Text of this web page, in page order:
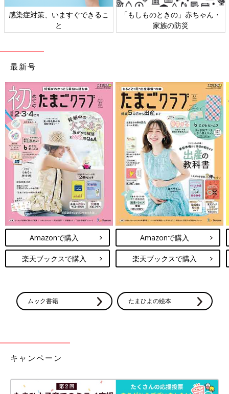
最新! 初めての離乳食新百科 (ベネッセ・ムック たまひよブック
ス たまひよ新百科シリーズ)
Amazonで見る
感染症対策、いますぐできるこ
と
「もしものときの」赤ちゃん・
家族の防災
最新号
Amazonで購入
楽天ブックスで購入
Amazonで購入
楽天ブックスで購入
ムック書籍 たまひよの絵本
キャンペーン